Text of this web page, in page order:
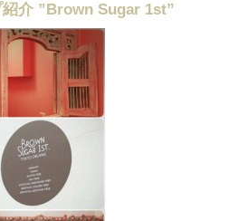
介 ”Brown Sugar 1st”